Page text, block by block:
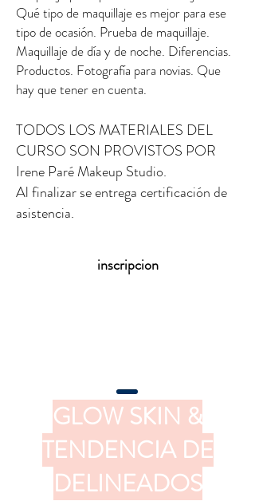
Qué tipo de maquillaje es mejor para ese
tipo de ocasión. Prueba de maquillaje.
Maquillaje de día y de noche. Diferencias.
Productos. Fotografía para novias. Que
hay que tener en cuenta.
TODOS LOS MATERIALES DEL
CURSO SON PROVISTOS POR
Irene Paré Makeup Studio.
Al finalizar se entrega certificación de
asistencia.
inscripcion
GLOW SKIN &
TENDENCIA DE
DELINEADOS